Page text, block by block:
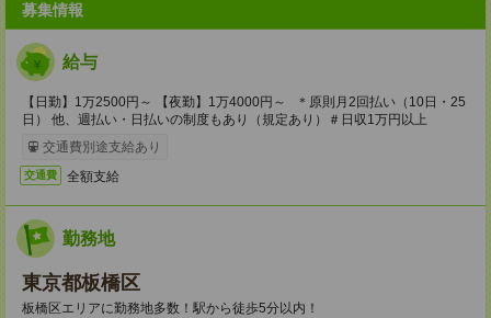
募集情報
給与
【日勤】1万2500円～ 【夜勤】1万4000円～ ＊原則月2回払い（10日・25
日） 他、週払い・日払いの制度もあり（規定あり）＃日収1万円以上
交通費別途支給あり
交通費 全額支給
勤務地
東京都板橋区
板橋区エリアに勤務地多数！駅から徒歩5分以内！